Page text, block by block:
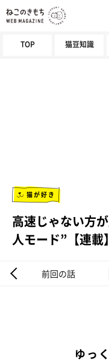
TOP 猫豆知識
猫が好き
高速じゃない方
人モード”【連載
前回の話
ゆっ